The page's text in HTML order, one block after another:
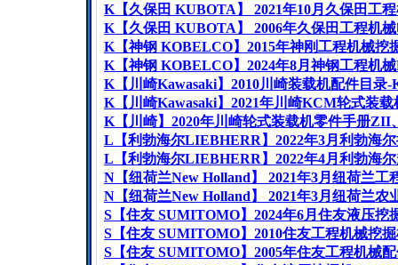
K 【久保田 KUBOTA 】 2021年10月久保田工
K 【久保田 KUBOTA 】 2006年久保田工程机
K 【神钢 KOBELCO】 2015年神刚工程机械挖
K 【神钢 KOBELCO】 2024年8月神钢工程机械
K 【川崎Kawasaki】 2010川崎装载机配件目录-
K 【川崎Kawasaki】 2021年川崎KCM轮式装载
K 【川崎】 2020年川崎轮式装载机零件手册ZII
L 【利勃海尔LIEBHERR 】 2022年3月利勃海
L 【利勃海尔LIEBHERR 】 2022年4月利勃海
N 【纽荷兰New Holland 】 2021年3月纽荷兰工
N 【纽荷兰New Holland 】 2021年3月纽荷兰农
S 【住友 SUMITOMO】 2024年6月住友液压挖
S 【住友 SUMITOMO】 2010住友工程机械挖
S 【住友 SUMITOMO】 2005年住友工程机械